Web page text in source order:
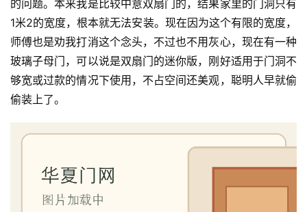
的问题。本来我是比较中意双扇门的，结果家里的门洞只有
1米2的宽度，根本就无法安装。现在因为这个有限的宽度，
师傅也是劝我打消这个念头，不过也不用灰心，现在有一种
玻璃子母门，可以说是双扇门的迷你版，刚好适用于门洞不
够宽或过款的情况下使用，不占空间还美观，聪明人早就偷
偷装上了。